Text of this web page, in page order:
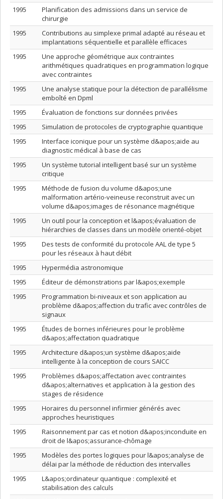
1995
Planification des admissions dans un service de
chirurgie
1995
Contributions au simplexe primal adapté au réseau et
implantations séquentielle et parallèle efficaces
1995
Une approche géométrique aux contraintes
arithmétiques quadratiques en programmation logique
avec contraintes
1995
Une analyse statique pour la détection de parallélisme
emboîté en Dpml
1995
Évaluation de fonctions sur données privées
1995
Simulation de protocoles de cryptographie quantique
1995
Interface iconique pour un système d&apos;aide au
diagnostic médical à base de cas
1995
Un système tutorial intelligent basé sur un système
critique
1995
Méthode de fusion du volume d&apos;une
malformation artério-veineuse reconstruit avec un
volume d&apos;images de résonance magnétique
1995
Un outil pour la conception et l&apos;évaluation de
hiérarchies de classes dans un modèle orienté-objet
1995
Des tests de conformité du protocole AAL de type 5
pour les réseaux à haut débit
1995
Hypermédia astronomique
1995
Éditeur de démonstrations par l&apos;exemple
1995
Programmation bi-niveaux et son application au
problème d&apos;affection du trafic avec contrôles de
signaux
1995
Études de bornes inférieures pour le problème
d&apos;affectation quadratique
1995
Architecture d&apos;un système d&apos;aide
intelligente à la conception de cours SAICC
1995
Problèmes d&apos;affectation avec contraintes
d&apos;alternatives et application à la gestion des
stages de résidence
1995
Horaires du personnel infirmier générés avec
approches heuristiques
1995
Raisonnement par cas et notion d&apos;inconduite en
droit de l&apos;assurance-chômage
1995
Modèles des portes logiques pour l&apos;analyse de
délai par la méthode de réduction des intervalles
1995
L&apos;ordinateur quantique : complexité et
stabilisation des calculs